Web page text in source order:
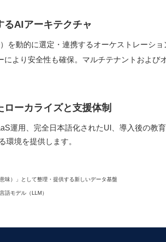
るAIアーキテクチャ
を動的に選定・連携するオーケストレーシ
により安全性も確保。マルチテナントおよび
ローカライズと支援体制
運用、完全日本語化されたUI、導入後の教
環境を提供します。
味）」として整理・提供する新しいデータ基盤
語モデル（LLM）